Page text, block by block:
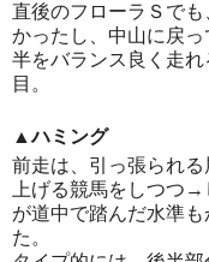
直後のフローラＳで
かったし、中山に戻
半をバランス良く走
目。
▲ハミング
前走は、引っ張られ
上げる競馬をしつつ→
が道中で踏んだ水準
た。